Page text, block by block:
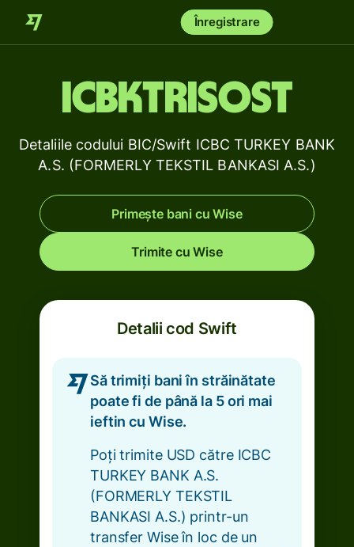
Înregistrare
ICBKTRISOST
Detaliile codului BIC/Swift ICBC TURKEY BANK
A.S. (FORMERLY TEKSTIL BANKASI A.S.)
Primește bani cu Wise
Trimite cu Wise
Detalii cod Swift
Să trimiți bani în străinătate
poate fi de până la 5 ori mai
ieftin cu Wise.
Poți trimite USD către ICBC
TURKEY BANK A.S.
(FORMERLY TEKSTIL
BANKASI A.S.) printr-un
transfer Wise în loc de un